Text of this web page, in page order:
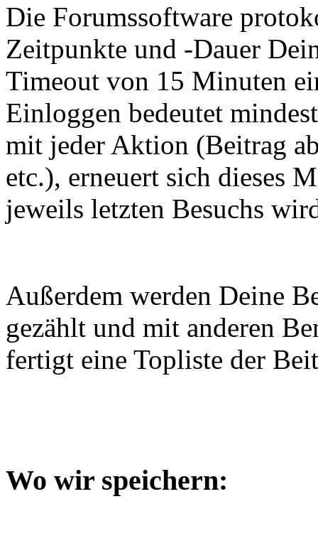
Die Forumssoftware
Zeitpunkte und -Dauer
Timeout von 15 Minuten
Einloggen bedeutet
mit jeder Aktion (Beitrag
etc.), erneuert sich dieses
jeweils letzten Besuchs
Außerdem werden Deine
gezählt und mit anderen
fertigt eine Topliste der
Wo wir speichern: